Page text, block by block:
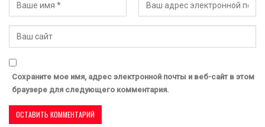
Сохраните мое имя, адрес электронной почты и веб-сайт в этом
браузере для следующего комментария.